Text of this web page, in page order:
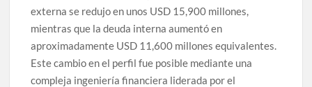
externa se redujo en unos USD 15,900 millones,
mientras que la deuda interna aumentó en
aproximadamente USD 11,600 millones equivalentes.
Este cambio en el perfil fue posible mediante una
compleja ingeniería financiera liderada por el